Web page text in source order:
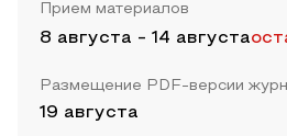
Прием материалов
8 августа - 14 августа
Размещение PDF-версии
19 августа